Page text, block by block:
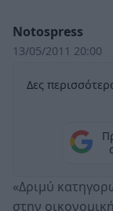
Notospress
13/05/2011 20:00
Δες
«Δριμύ
στην